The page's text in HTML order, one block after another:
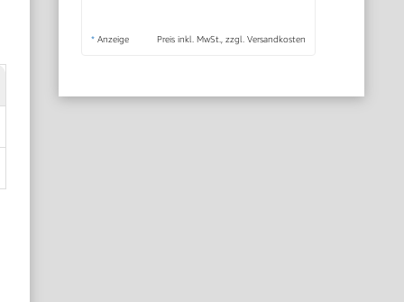
* Anzeige Preis inkl. MwSt., zzgl. Versandkosten